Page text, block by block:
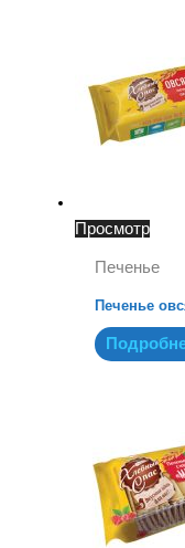
Просмотр
Печенье
Печенье